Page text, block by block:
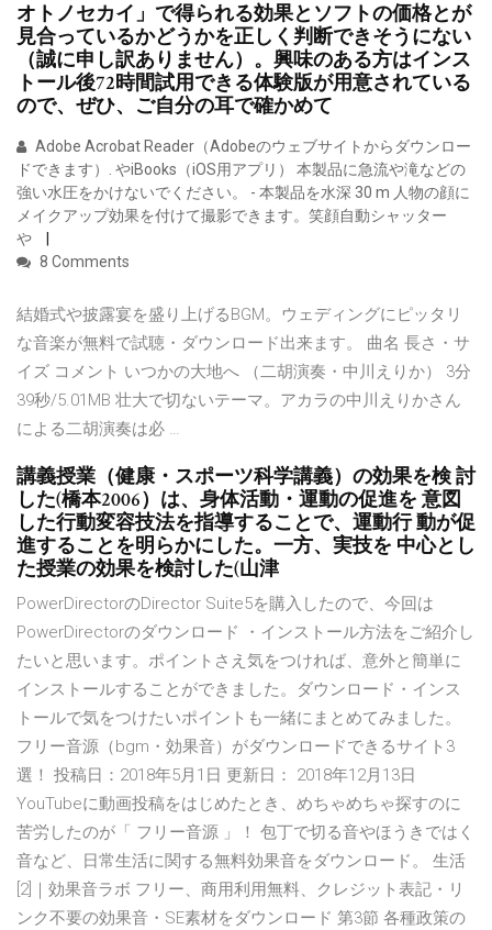
オトノセカイ」で得られる効果とソフトの価格とが
見合っているかどうかを正しく判断できそうにない
（誠に申し訳ありません）。興味のある方はインス
トール後72時間試用できる体験版が用意されている
ので、ぜひ、ご自分の耳で確かめて
Adobe Acrobat Reader（Adobeのウェブサイトからダウンロー
ドできます）. やiBooks（iOS用アプリ） 本製品に急流や滝などの
強い水圧をかけないでください。 - 本製品を水深 30 m 人物の顔に
メイクアップ効果を付けて撮影できます。笑顔自動シャッター
や
8 Comments
結婚式や披露宴を盛り上げるBGM。ウェディングにピッタリ
な音楽が無料で試聴・ダウンロード出来ます。 曲名 長さ・サ
イズ コメント いつかの大地へ （二胡演奏・中川えりか） 3分
39秒/5.01MB 壮大で切ないテーマ。アカラの中川えりかさん
による二胡演奏は必 …
講義授業（健康・スポーツ科学講義）の効果を検 討
した(橋本2006）は、身体活動・運動の促進を 意図
した行動変容技法を指導することで、運動行 動が促
進することを明らかにした。一方、実技を 中心とし
た授業の効果を検討した(山津
PowerDirectorのDirector Suite5を購入したので、今回は
PowerDirectorのダウンロード ・インストール方法をご紹介し
たいと思います。ポイントさえ気をつければ、意外と簡単に
インストールすることができました。ダウンロード・インス
トールで気をつけたいポイントも一緒にまとめてみました。
フリー音源（bgm・効果音）がダウンロードできるサイト3
選！ 投稿日：2018年5月1日 更新日： 2018年12月13日
YouTubeに動画投稿をはじめたとき、めちゃめちゃ探すのに
苦労したのが「 フリー音源 」！ 包丁で切る音やほうきではく
音など、日常生活に関する無料効果音をダウンロード。 生活
[2]｜効果音ラボ フリー、商用利用無料、クレジット表記・リ
ンク不要の効果音・SE素材をダウンロード 第3節 各種政策の